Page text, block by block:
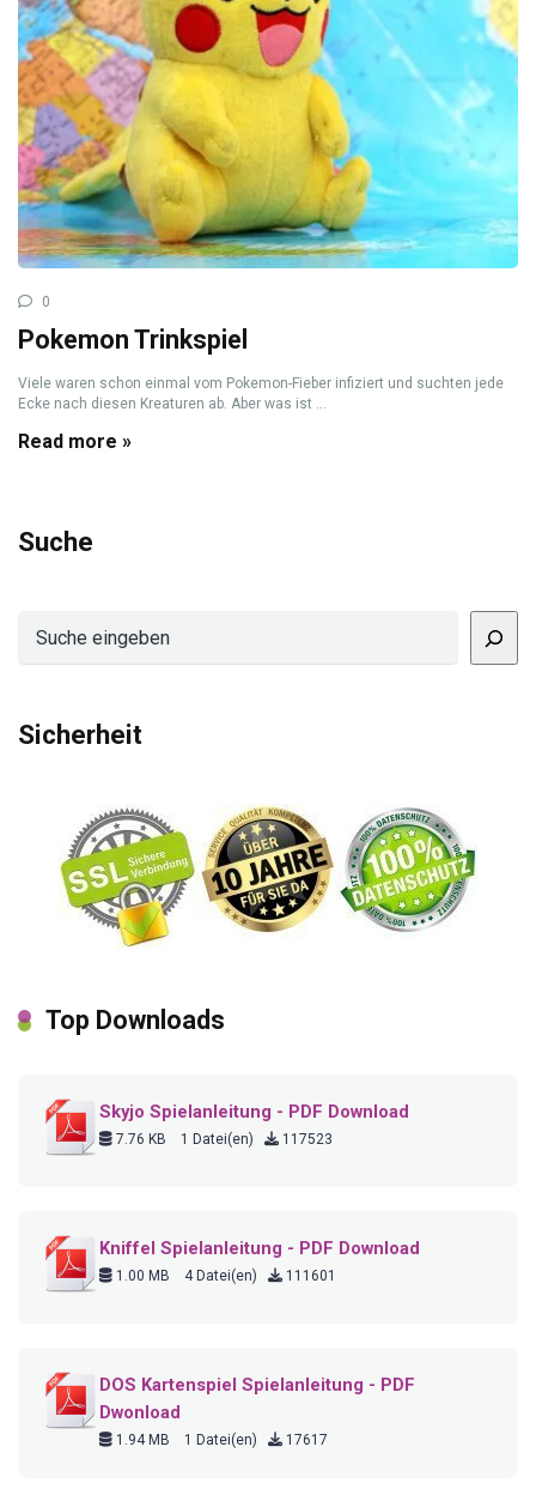
0
Pokemon Trinkspiel
Viele waren schon einmal vom Pokemon-Fieber infiziert und suchten jede
Ecke nach diesen Kreaturen ab. Aber was ist ...
Read more »
Suche
Sicherheit
Top Downloads
Skyjo Spielanleitung - PDF Download
7.76 KB 1 Datei(en) 117523
Kniffel Spielanleitung - PDF Download
1.00 MB 4 Datei(en) 111601
DOS Kartenspiel Spielanleitung - PDF
Dwonload
1.94 MB 1 Datei(en) 17617